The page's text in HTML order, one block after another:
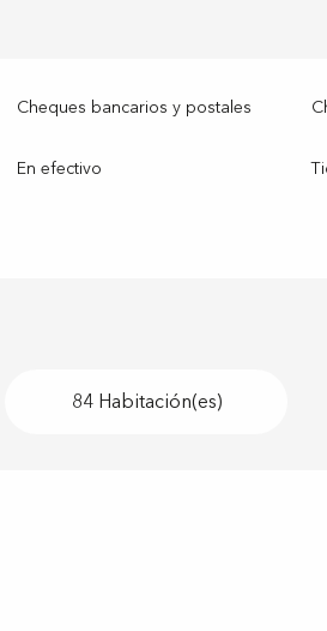
Cheques bancarios y postales
En efectivo
84 Habitación(es)